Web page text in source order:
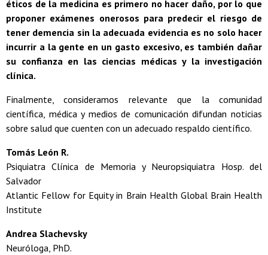
éticos de la medicina es primero no hacer daño, por lo que
proponer exámenes onerosos para predecir el riesgo de
tener demencia sin la adecuada evidencia es no solo hacer
incurrir a la gente en un gasto excesivo, es también dañar
su confianza en las ciencias médicas y la investigación
clínica.
Finalmente, consideramos relevante que la comunidad
científica, médica y medios de comunicación difundan noticias
sobre salud que cuenten con un adecuado respaldo científico.
Tomás León R.
Psiquiatra Clínica de Memoria y Neuropsiquiatra Hosp. del
Salvador
Atlantic Fellow for Equity in Brain Health Global Brain Health
Institute
Andrea Slachevsky
Neuróloga, PhD.